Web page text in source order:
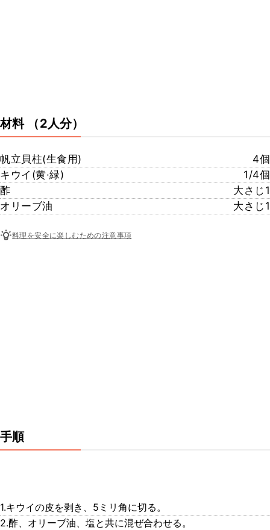
材料 （2人分）
帆立貝柱(生食用)
4個
キウイ(黄·緑)
1/4個
酢
大さじ1
オリーブ油
大さじ1
料理を安全に楽しむための注意事項
手順
1.キウイの皮を剥き、5ミリ角に切る。
2.酢、オリーブ油、塩と共に混ぜ合わせる。